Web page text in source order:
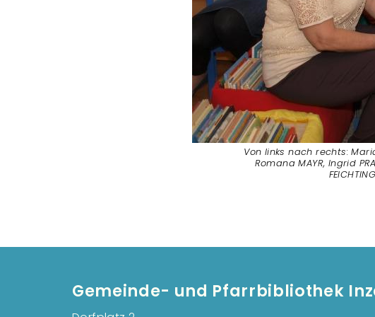
Von links nach rechts:
Romana MAYR, Ingrid
Gemeinde- und Pfarrbibliothek